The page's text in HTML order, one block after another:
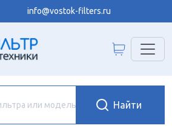
info@vostok-filters.ru